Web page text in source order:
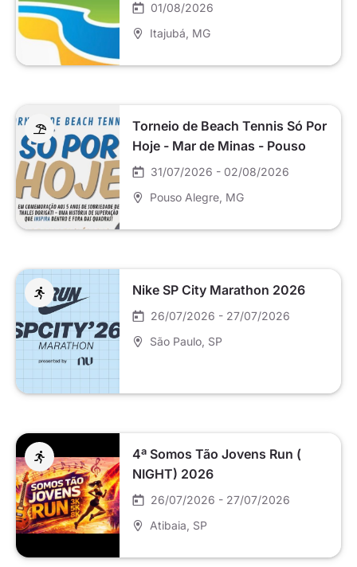
01/08/2026
Itajubá , MG
Torneio de Beach Tennis Só Por
Hoje - Mar de Minas - Pouso
Alegre31/07/2026 - 02/08/2026
Pouso Alegre , MG
Nike SP City Marathon 2026
26/07/2026 - 27/07/2026
São Paulo , SP
4ª Somos Tão Jovens Run (
NIGHT) 2026
26/07/2026 - 27/07/2026
Atibaia , SP